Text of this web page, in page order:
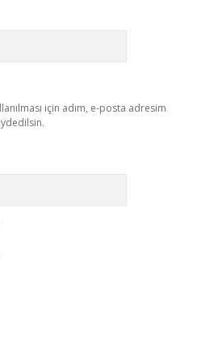
için adım, e-posta adresim